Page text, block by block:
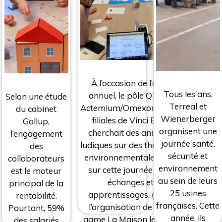
Selon une étude
du cabinet
Gallup,
l’engagement
des
collaborateurs
est le moteur
principal de la
rentabilité.
Pourtant, 59%
À l’occasion de l’éco day
annuel, le pôle Q3SRE de
Actemium/Omexom/Cegelec,
filiales de Vinci Energie,
cherchait des animations
ludiques sur des thématiques
environnementales. Retour
sur cette journée riche en
échanges et en
apprentissages, grâces à
l’organisation de l’escape
game La Maison le matin et
Tous les ans,
Terreal et
Wienerberger
organisent une
journée santé,
sécurité et
environnement
au sein de leurs
25 usines
françaises. Cette
année, ils